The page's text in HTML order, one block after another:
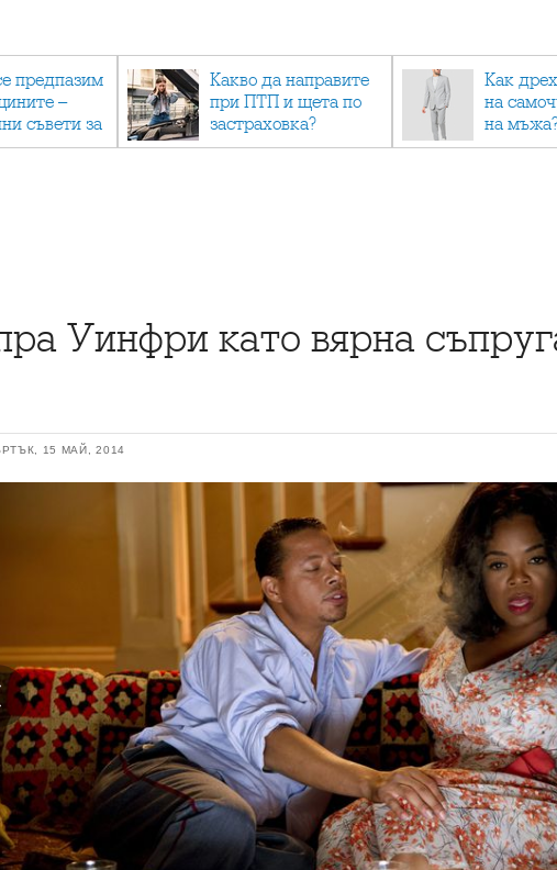
предпазим
–
съвети за
лято
Какво да направите
при ПТП и щета по
застраховка?
Как
на
на
Уинфри като вярна
15 МАЙ, 2014